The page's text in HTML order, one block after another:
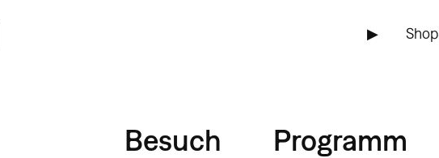
▶ Shop
Besuch Programm